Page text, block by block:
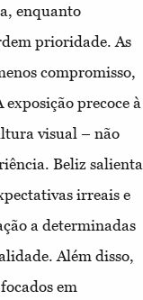
enquanto
prioridade. As
compromisso,
precoce à
visual – não
Beliz salienta
irreais e
a determinadas
Além disso,
em